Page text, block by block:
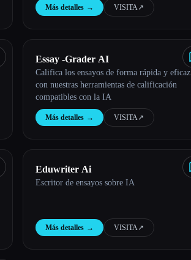
Más detalles → VISITA↗︎
Essay -Grader AI
Califica los ensayos de forma rápida y eficaz
con nuestras herramientas de calificación
compatibles con la IA
Más detalles → VISITA↗︎
Eduwriter Ai
Escritor de ensayos sobre IA
Más detalles → VISITA↗︎